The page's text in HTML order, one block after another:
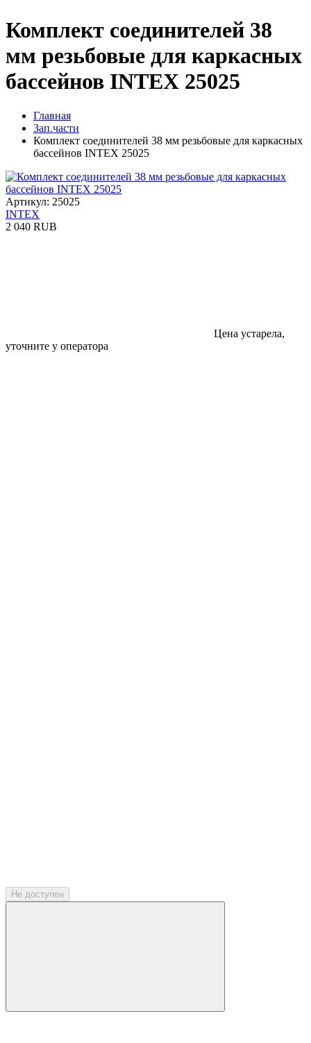
Комплект соединителей 38
мм резьбовые для каркасных
бассейнов INTEX 25025
Главная
Зап.части
Комплект соединителей 38 мм резьбовые для каркасных
бассейнов INTEX 25025
Артикул: 25025
INTEX
2 040 RUB
Цена устарела,
уточните у оператора
Не доступен